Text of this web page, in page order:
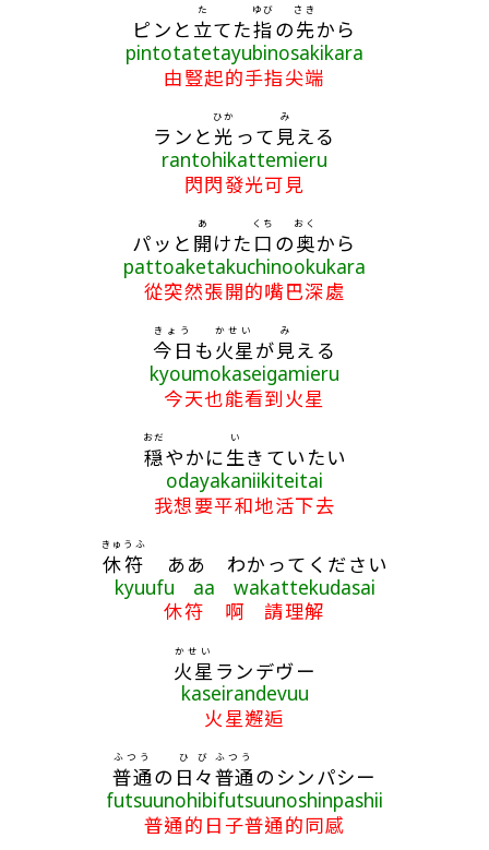
ピンと 立
た
てた指
ゆび
の先
さき
から
pintotatetayubinosakikara
由豎起的手指尖端
ランと 光
ひか
って見
み
える
rantohikattemieru
閃閃發光可見
パッと 開
あ
けた 口
くち
の奥
おく
から
pattoaketakuchinookukara
從突然張開的嘴巴深處
今日
きょう
も火星
かせい
が 見
み
える
kyoumokaseigamieru
今天也能看到火星
穏
おだ
やかに生
い
きていたい
odayakaniikiteitai
我想要平和地活下去
休符
きゅうふ
ああ わかってください
kyuufu aa wakattekudasai
休符 啊 請理解
火星
かせい
ランデヴー
kaseirandevuu
火星邂逅
普通
ふつう
の 日々
ひび
普通
ふつう
のシンパシー
futsuunohibifutsuunoshinpashii
普通的日子普通的同感